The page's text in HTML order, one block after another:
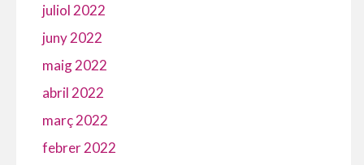
juliol 2022
juny 2022
maig 2022
abril 2022
març 2022
febrer 2022